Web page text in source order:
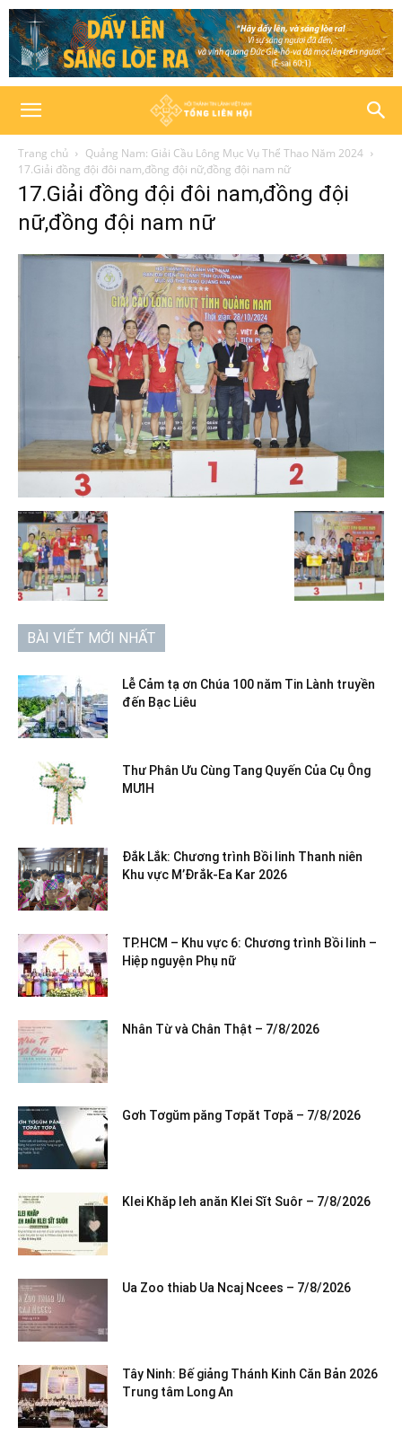
Trang chủ
Quảng Nam: Giải Cầu Lông Mục Vụ Thể Thao Năm 2024
17.Giải đồng đội đôi nam,đồng đội nữ,đồng đội nam nữ
17.Giải đồng đội đôi nam,đồng đội
nữ,đồng đội nam nữ
BÀI VIẾT MỚI NHẤT
Lễ Cảm tạ ơn Chúa 100 năm Tin Lành truyền
đến Bạc Liêu
Thư Phân Ưu Cùng Tang Quyến Của Cụ Ông
MƯIH
Đắk Lắk: Chương trình Bồi linh Thanh niên
Khu vực M’Đrắk-Ea Kar 2026
TP.HCM – Khu vực 6: Chương trình Bồi linh –
Hiệp nguyện Phụ nữ
Nhân Từ và Chân Thật – 7/8/2026
Gơh Tơgŭm păng Tơpăt Tơpă – 7/8/2026
Klei Khăp leh anăn Klei Sĭt Suôr – 7/8/2026
Ua Zoo thiab Ua Ncaj Ncees – 7/8/2026
Tây Ninh: Bế giảng Thánh Kinh Căn Bản 2026
Trung tâm Long An